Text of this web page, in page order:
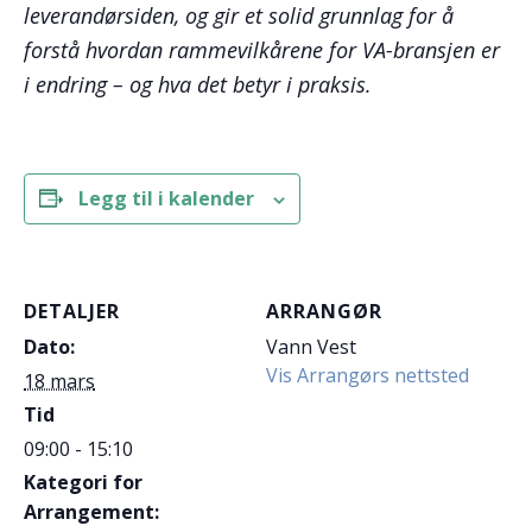
leverandørsiden, og gir et solid grunnlag for å
forstå hvordan rammevilkårene for VA-bransjen er
i endring – og hva det betyr i praksis.
Legg til i kalender
DETALJER
Dato:
18 mars
Tid
09:00 - 15:10
Kategori for
Arrangement:
ARRANGØR
Vann Vest
Vis Arrangørs nettsted